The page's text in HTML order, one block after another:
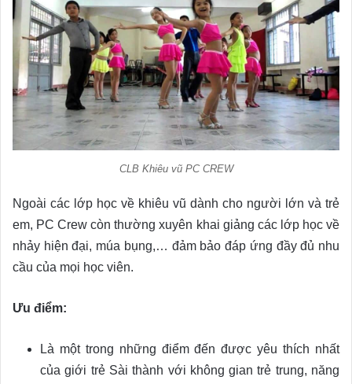
CLB Khiêu vũ PC CREW
Ngoài các lớp học về khiêu vũ dành cho người lớn và trẻ
em, PC Crew còn thường xuyên khai giảng các lớp học về
nhảy hiện đại, múa bụng,… đảm bảo đáp ứng đầy đủ nhu
cầu của mọi học viên.
Ưu điểm:
Là một trong những điểm đến được yêu thích nhất
của giới trẻ Sài thành với không gian trẻ trung, năng